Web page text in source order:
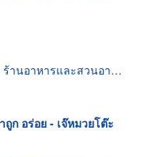
นอาหารและสวนอาหาร
ก อร่อย - เจ๊หมวยโต๊ะ